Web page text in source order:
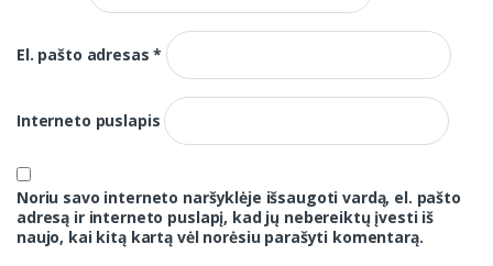
El. pašto adresas*
Interneto puslapis
Noriu savo interneto naršyklėje išsaugoti vardą, el. pašto
adresą ir interneto puslapį, kad jų nebereiktų įvesti iš
naujo, kai kitą kartą vėl norėsiu parašyti komentarą.